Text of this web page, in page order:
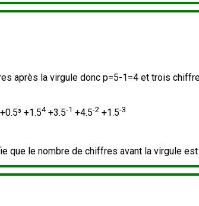
après la virgule donc p=5-1=4 et trois
+1.54+3.5-1 +4.5-2 +1.5-3
que le nombre de chiffres avant la virgule est